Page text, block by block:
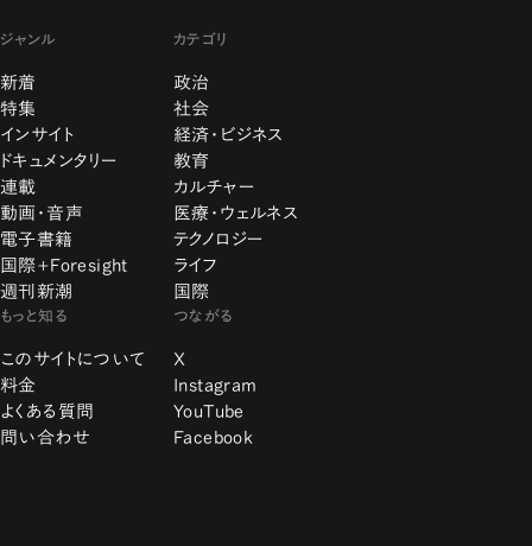
ジャンル
新着
特集
インサイト
ドキュメンタリー
連載
動画・音声
電子書籍
国際+Foresight
週刊新潮
カテゴリ
政治
社会
経済・ビジネス
教育
カルチャー
医療・ウェルネス
テクノロジー
ライフ
国際
もっと知る
このサイトについて
料金
よくある質問
問い合わせ
つながる
X
Instagram
YouTube
Facebook